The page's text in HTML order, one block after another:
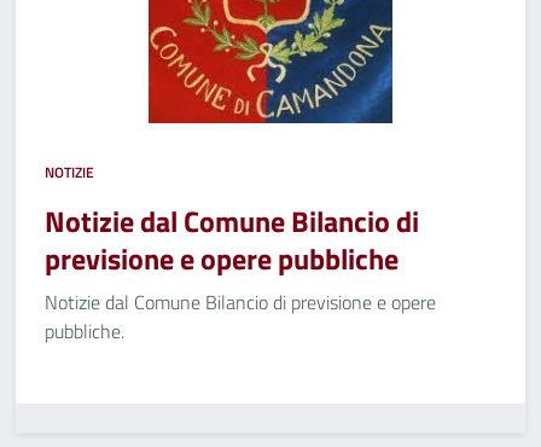
NOTIZIE
Notizie dal Comune Bilancio di
previsione e opere pubbliche
Notizie dal Comune Bilancio di previsione e opere
pubbliche.